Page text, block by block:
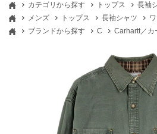
カテゴリから探す トップス 長袖
メンズ
トップス 長袖シャツ
ブランドから探す
C Carhartt／カ